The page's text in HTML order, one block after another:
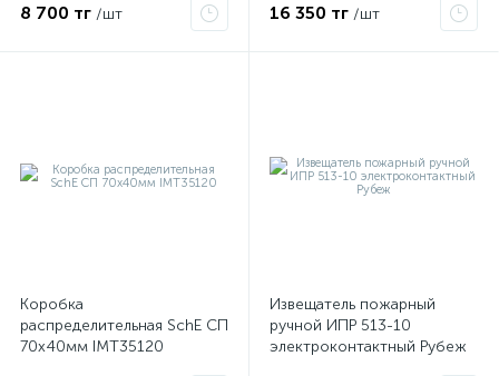
8 700 тг /шт 16 350 тг /шт
Коробка
распределительная SchE СП
70х40мм IMT35120
Извещатель пожарный
ручной ИПР 513-10
электроконтактный Рубеж